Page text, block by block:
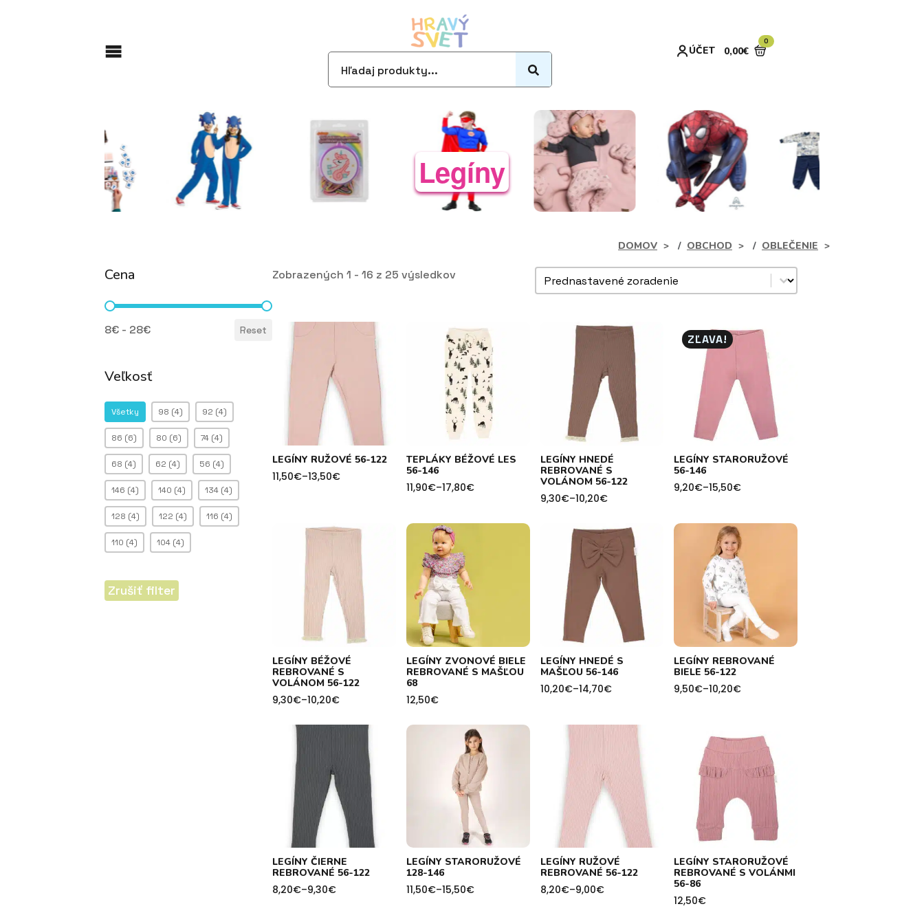
ÚČET 0,00€
0
Legíny
DOMOV OBCHOD OBLEČENIE
Cena
Cena
8€ - 28€ Reset
Veľkosť
Veľkosť
Všetky 98 (4) 92 (4)
86 (6) 80 (6) 74 (4)
68 (4) 62 (4) 56 (4)
146 (4) 140 (4) 134 (4)
128 (4) 122 (4) 116 (4)
110 (4) 104 (4)
Zrušiť filter
Zobrazených 1 - 16 z 25 výsledkov Zoradiť produkty
Sort content
LEGÍNY RUŽOVÉ 56-122
11,50€–13,50€
Price
TEPLÁKY BÉŽOVÉ LES
56-146
11,90€–17,80€
Price
through
17,80€
LEGÍNY HNEDÉ
REBROVANÉ S
VOLÁNOM 56-122
9,30€–10,20€
Price
through
10,20€
ZĽAVA!
LEGÍNY STARORUŽOVÉ
56-146
9,20€–15,50€
Price
through
LEGÍNY BÉŽOVÉ
REBROVANÉ S
VOLÁNOM 56-122
9,30€–10,20€
Price
9,30€
through
LEGÍNY ZVONOVÉ BIELE
REBROVANÉ S MAŠĽOU
68
12,50€
LEGÍNY HNEDÉ S
MAŠĽOU 56-146
10,20€–14,70€
Price
through
LEGÍNY REBROVANÉ
BIELE 56-122
9,50€–10,20€
Price
LEGÍNY ČIERNE
REBROVANÉ 56-122
8,20€–9,30€
Price
LEGÍNY STARORUŽOVÉ
128-146
11,50€–15,50€
Price
LEGÍNY RUŽOVÉ
REBROVANÉ 56-122
8,20€–9,00€
Price
LEGÍNY STARORUŽOVÉ
REBROVANÉ S VOLÁNMI
56-86
12,50€